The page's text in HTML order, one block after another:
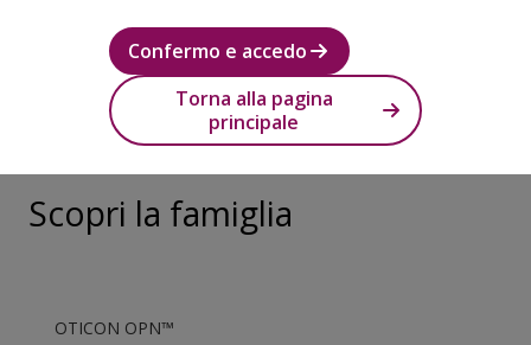
Scopri la famiglia
OTICON OPN™
Confermo e accedo
Torna alla pagina
principale